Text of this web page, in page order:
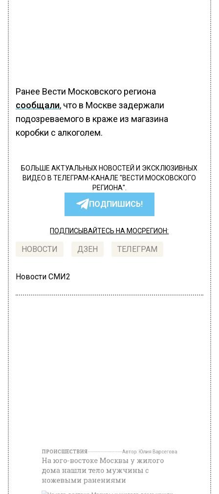
Ранее Вести Московского региона
сообщали, что в Москве задержали
подозреваемого в краже из магазина
коробки с алкоголем.
БОЛЬШЕ АКТУАЛЬНЫХ НОВОСТЕЙ И ЭКСКЛЮЗИВНЫХ
ВИДЕО В ТЕЛЕГРАМ-КАНАЛЕ "ВЕСТИ МОСКОВСКОГО
РЕГИОНА".
ПОДПИШИСЬ!
ПОДПИСЫВАЙТЕСЬ НА МОСРЕГИОН:
НОВОСТИ ДЗЕН ТЕЛЕГРАМ
Новости СМИ2